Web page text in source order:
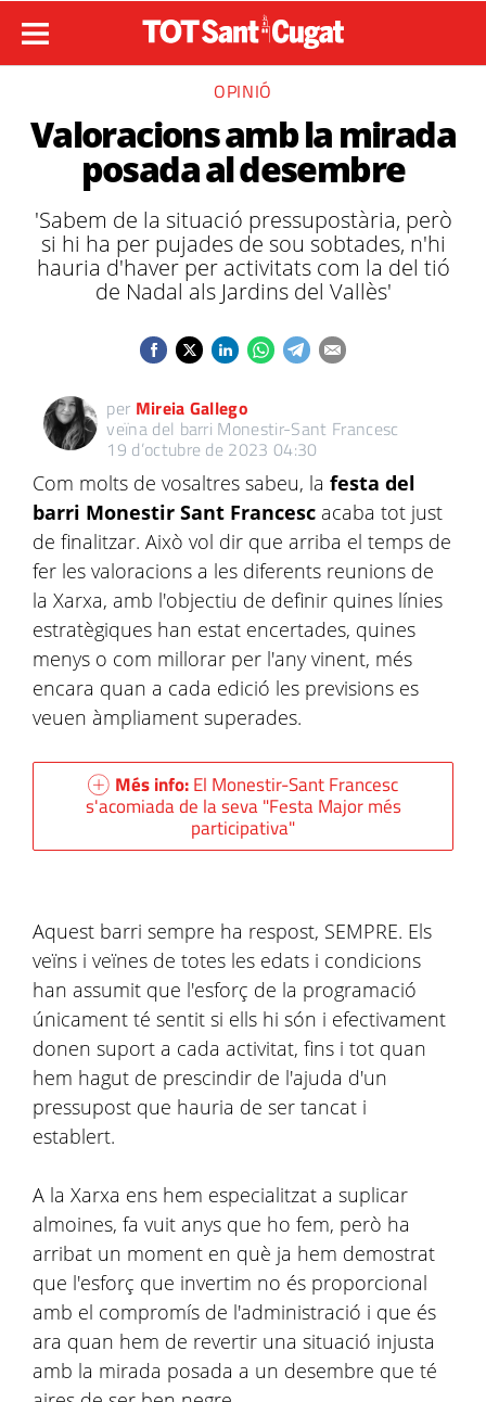
OPINIÓ
Valoracions amb la mirada
posada al desembre
'Sabem de la situació pressupostària, però
si hi ha per pujades de sou sobtades, n'hi
hauria d'haver per activitats com la del tió
de Nadal als Jardins del Vallès'
per Mireia Gallego
veïna del barri Monestir-Sant Francesc
19 d’octubre de 2023 04:30
Com molts de vosaltres sabeu, la festa del
barri Monestir Sant Francesc acaba tot just
de finalitzar. Això vol dir que arriba el temps de
fer les valoracions a les diferents reunions de
la Xarxa, amb l'objectiu de definir quines línies
estratègiques han estat encertades, quines
menys o com millorar per l'any vinent, més
encara quan a cada edició les previsions es
veuen àmpliament superades.
Més info:El Monestir-Sant Francesc
s'acomiada de la seva "Festa Major més
participativa"
Aquest barri sempre ha respost, SEMPRE. Els
veïns i veïnes de totes les edats i condicions
han assumit que l'esforç de la programació
únicament té sentit si ells hi són i efectivament
donen suport a cada activitat, fins i tot quan
hem hagut de prescindir de l'ajuda d'un
pressupost que hauria de ser tancat i
establert.
A la Xarxa ens hem especialitzat a suplicar
almoines, fa vuit anys que ho fem, però ha
arribat un moment en què ja hem demostrat
que l'esforç que invertim no és proporcional
amb el compromís de l'administració i que és
ara quan hem de revertir una situació injusta
amb la mirada posada a un desembre que té